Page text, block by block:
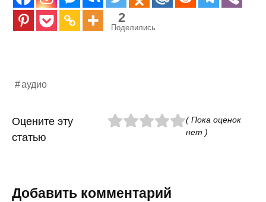
2
Поделились
аудио
Оцените эту
статью
( Пока оценок
нет )
Добавить комментарий